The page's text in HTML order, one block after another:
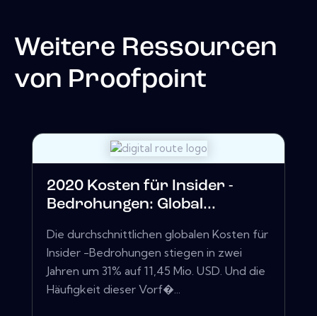
Weitere Ressourcen
von Proofpoint
2020 Kosten für Insider -
Bedrohungen: Global...
Die durchschnittlichen globalen Kosten für
Insider -Bedrohungen stiegen in zwei
Jahren um 31% auf 11,45 Mio. USD. Und die
Häufigkeit dieser Vorf�...